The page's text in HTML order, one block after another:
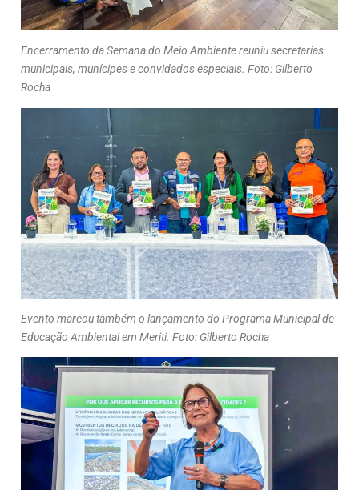
Encerramento da Semana do Meio Ambiente reuniu secretarias
municipais, munícipes e convidados especiais. Foto: Gilberto
Rocha
Evento marcou também o lançamento do Programa Municipal de
Educação Ambiental em Meriti. Foto: Gilberto Rocha